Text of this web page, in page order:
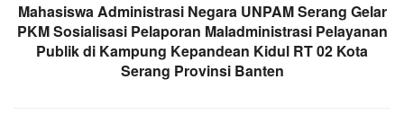
Mahasiswa Administrasi Negara UNPAM Serang Gelar
PKM Sosialisasi Pelaporan Maladministrasi Pelayanan
Publik di Kampung Kepandean Kidul RT 02 Kota
Serang Provinsi Banten